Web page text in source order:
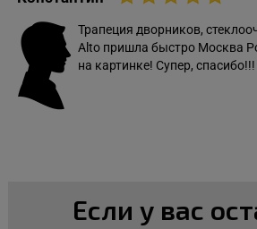
Трапеция дворников,
Alto пришла быстро Москва
на картинке! Супер, спасибо!!!
Если у вас